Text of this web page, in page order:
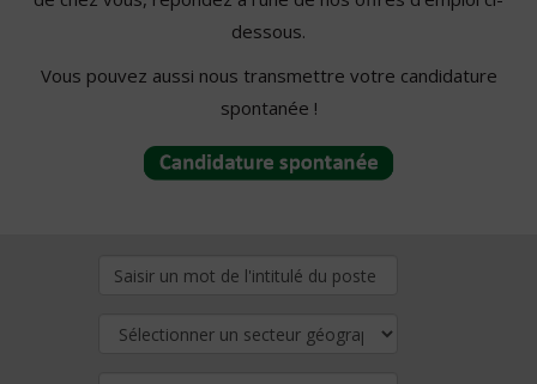
dessous.
Vous pouvez aussi nous transmettre votre candidature
spontanée !